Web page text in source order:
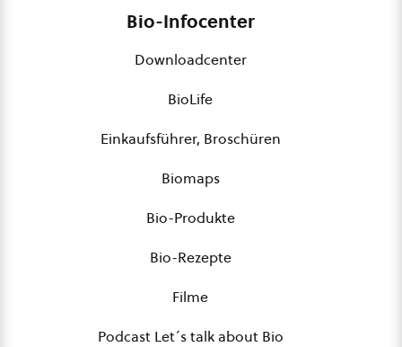
Bio-Infocenter
Downloadcenter
BioLife
Einkaufsführer, Broschüren
Biomaps
Bio-Produkte
Bio-Rezepte
Filme
Podcast Let´s talk about Bio